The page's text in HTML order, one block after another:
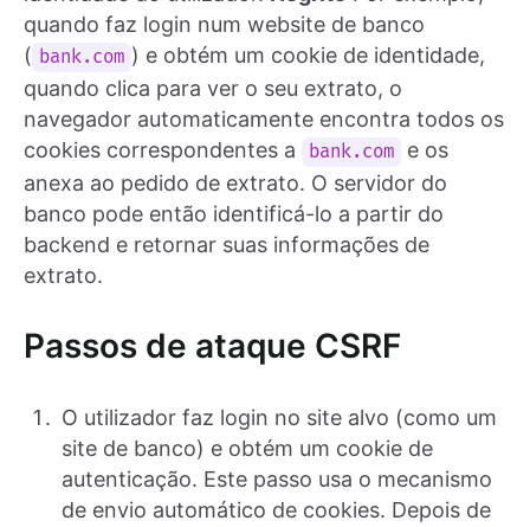
quando faz login num website de banco
( bank.com ) e obtém um cookie de identidade,
quando clica para ver o seu extrato, o
navegador automaticamente encontra todos os
cookies correspondentes a
bank.com
e os
anexa ao pedido de extrato. O servidor do
banco pode então identificá-lo a partir do
backend e retornar suas informações de
extrato.
Passos de ataque CSRF
O utilizador faz login no site alvo (como um
site de banco) e obtém um cookie de
autenticação. Este passo usa o mecanismo
de envio automático de cookies. Depois de